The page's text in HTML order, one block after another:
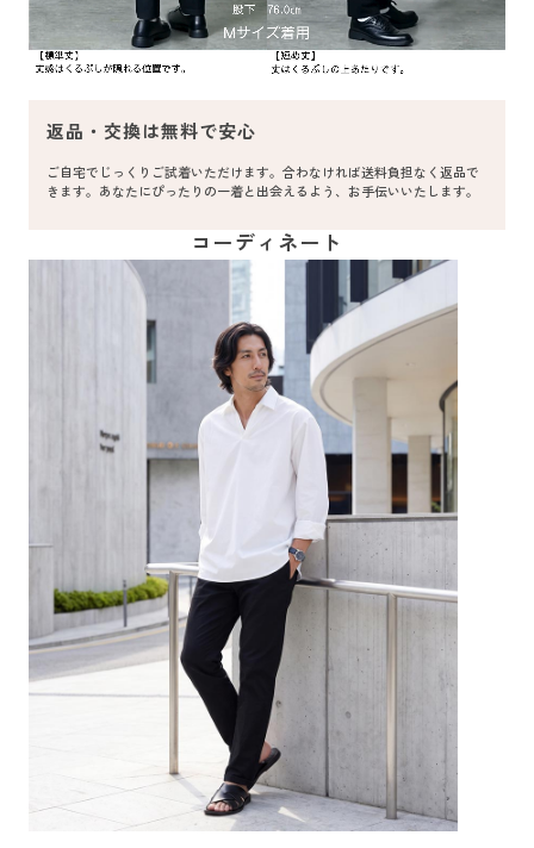
返品・交換は無料で安心
ご自宅でじっくりご試着いただけます。合わなければ送料負担なく返品で
きます。あなたにぴったりの一着と出会えるよう、お手伝いいたします。
コーディネート